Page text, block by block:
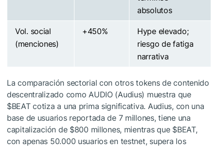
absolutos
Vol. social
(menciones)
+450%
Hype elevado;
riesgo de fatiga
narrativa
La comparación sectorial con otros tokens de contenido
descentralizado como AUDIO (Audius) muestra que
$BEATcotiza a una prima significativa. Audius, con una
base de usuarios reportada de 7 millones, tiene una
capitalización de $800 millones, mientras que $BEAT,
con apenas 50.000 usuarios en testnet, supera los